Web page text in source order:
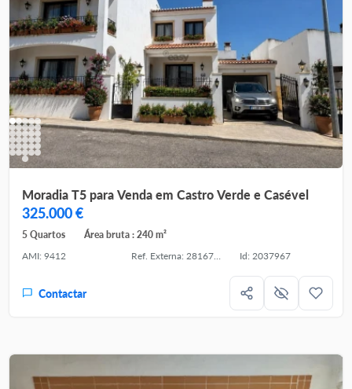
Moradia T5 para Venda em Castro Verde e Casével
325.000 €
5 Quartos
Área bruta : 240 m²
AMI: 9412
Ref. Externa: 281671043 Id: 2037967
Contactar